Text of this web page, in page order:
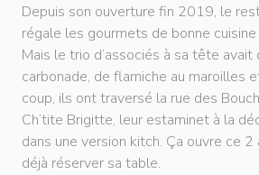
Depuis son ouverture fin 2019, le
régale les gourmets de bonne cuisine
Mais le trio d’associés à sa tête avait
carbonade, de flamiche au maroilles
coup, ils ont traversé la rue des
Ch’tite Brigitte, leur estaminet à la
dans une version kitch. Ça ouvre ce
déjà réserver sa table.